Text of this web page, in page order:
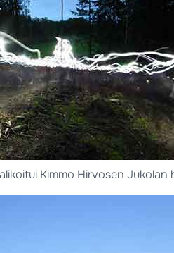
Kimmo Hirvosen Jukolan